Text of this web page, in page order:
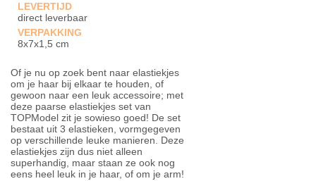
LEVERTIJD
direct leverbaar
VERPAKKING
8x7x1,5 cm
Of je nu op zoek bent naar elastiekjes
om je haar bij elkaar te houden, of
gewoon naar een leuk accessoire; met
deze paarse elastiekjes set van
TOPModel zit je sowieso goed! De set
bestaat uit 3 elastieken, vormgegeven
op verschillende leuke manieren. Deze
elastiekjes zijn dus niet alleen
superhandig, maar staan ze ook nog
eens heel leuk in je haar, of om je arm!